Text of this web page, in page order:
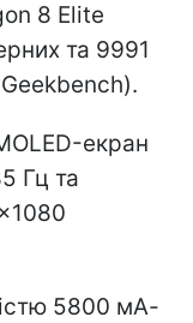
8 Elite
та 9991
екран
Гц та
5800 мА-